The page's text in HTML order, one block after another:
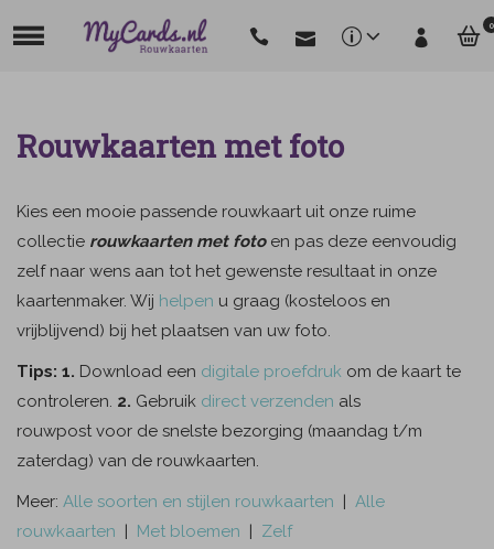
0
Rouwkaarten met foto
Kies een mooie passende rouwkaart uit onze ruime
collectie rouwkaarten met fotoen pas deze eenvoudig
zelf naar wens aan tot het gewenste resultaat in onze
kaartenmaker. Wij helpen u graag (kosteloos en
vrijblijvend) bij het plaatsen van uw foto.
Tips: 1. Download een digitale proefdruk om de kaart te
controleren. 2. Gebruik direct verzenden als
rouwpost voor de snelste bezorging (maandag t/m
zaterdag) van de rouwkaarten.
Meer: Alle soorten en stijlen rouwkaarten | Alle
rouwkaarten | Met bloemen | Zelf